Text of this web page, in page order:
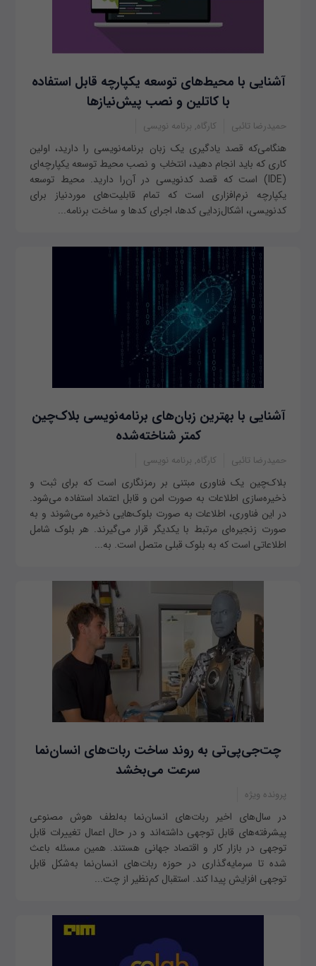
آشنایی با محیط‌های توسعه یکپارچه قابل استفاده
با کاتلین و نصب پیش‌نیازها
حمیدرضا تائبی کارگاه, برنامه نویسی
هنگامی‌که قصد یادگیری یک زبان برنامه‌نویسی را دارید، اولین
کاری که باید انجام دهید، انتخاب و نصب محیط توسعه یکپارچه‌ای
(IDE) است که قصد کدنویسی در آن‌را دارید. محیط توسعه
یکپارچه نرم‌افزاری است که تمام قابلیت‌های موردنیاز برای
کدنویسی، اشکال‌زدایی کدها، اجرای کدها و ساخت برنامه...
آشنایی با بهترین زبان‌های برنامه‌نویسی بلاک‌چین
کمتر شناخته‌شده
حمیدرضا تائبی کارگاه, برنامه نویسی
بلاک‌چین یک فناوری مبتنی بر رمزنگاری است که برای ثبت و
ذخیره‌سازی اطلاعات به صورت امن و قابل اعتماد استفاده می‌شود.
در این فناوری، اطلاعات به صورت بلوک‌هایی ذخیره می‌شوند و به
صورت زنجیره‌ای مرتبط با یکدیگر قرار می‌گیرند. هر بلوک شامل
اطلاعاتی است که به بلوک قبلی متصل است. به...
چت‌جی‌پی‌تی به روند ساخت ربات‌های انسان‌نما
سرعت می‌بخشد
پرونده ویژه
در سال‌های اخیر ربات‌های انسان‌نما به‌‌لطف هوش مصنوعی
پیشرفته‌های قابل توجهی داشته‌اند و در حال اعمال تغییرات قابل
‌توجهی در بازار کار و اقتصاد جهانی هستند. همین مسئله باعث
شده تا سرمایه‌گذاری در حوزه‌ ربات‌های انسان‌نما به‌شکل قابل
توجهی افزایش پیدا کند. استقبال کم‌نظیر از چت‌...